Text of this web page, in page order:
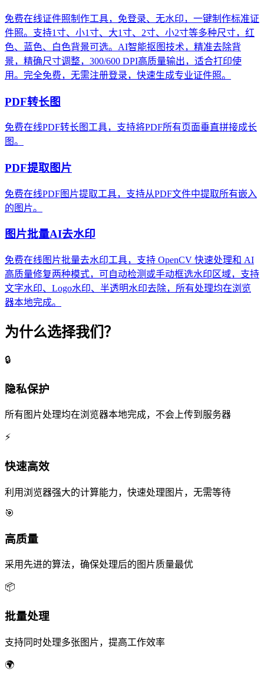
免费在线证件照制作工具，免登录、无水印，一键制作标准证
件照。支持1寸、小1寸、大1寸、2寸、小2寸等多种尺寸，红
色、蓝色、白色背景可选。AI智能抠图技术，精准去除背
景，精确尺寸调整，300/600 DPI高质量输出，适合打印使
用。完全免费，无需注册登录，快速生成专业证件照。
PDF转长图
免费在线PDF转长图工具，支持将PDF所有页面垂直拼接成长
图。
PDF提取图片
免费在线PDF图片提取工具，支持从PDF文件中提取所有嵌入
的图片。
图片批量AI去水印
免费在线图片批量去水印工具，支持 OpenCV 快速处理和 AI
高质量修复两种模式，可自动检测或手动框选水印区域，支持
文字水印、Logo水印、半透明水印去除，所有处理均在浏览
器本地完成。
为什么选择我们？
🔒
隐私保护
所有图片处理均在浏览器本地完成，不会上传到服务器
⚡
快速高效
利用浏览器强大的计算能力，快速处理图片，无需等待
🎯
高质量
采用先进的算法，确保处理后的图片质量最优
📦
批量处理
支持同时处理多张图片，提高工作效率
🌍